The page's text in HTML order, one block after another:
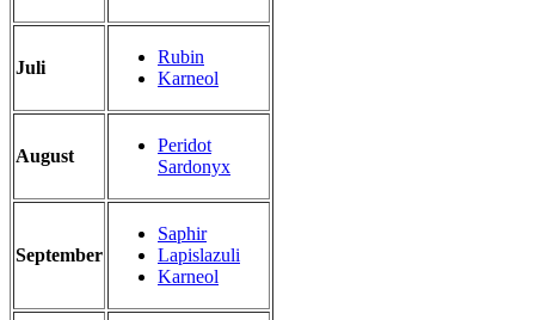
Juli
Rubin
Karneol
August
Peridot
Sardonyx
September
Saphir
Lapislazuli
Karneol